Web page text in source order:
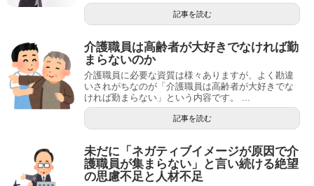
記事を読む
介護職員は高齢者が大好きでなければ勤
まらないのか
介護職員に必要な資質は様々ありますが、よく勘違
いされがちなのが「介護職員は高齢者が大好きでな
ければ勤まらない」という内容です。 ...
記事を読む
未だに「ネガティブイメージが原因で介
護職員が集まらない」と言い続ける絶望
の思慮不足と人材不足